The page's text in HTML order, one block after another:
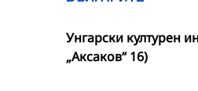
Унгарски културен
„Аксаков“ 16)